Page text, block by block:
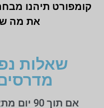
קומפורט תיהנו
את מה
שאלות
אם תוך